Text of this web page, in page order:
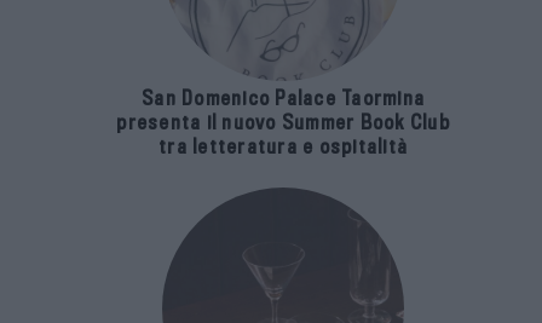
San Domenico Palace Taormina
presenta il nuovo Summer Book Club
tra letteratura e ospitalità